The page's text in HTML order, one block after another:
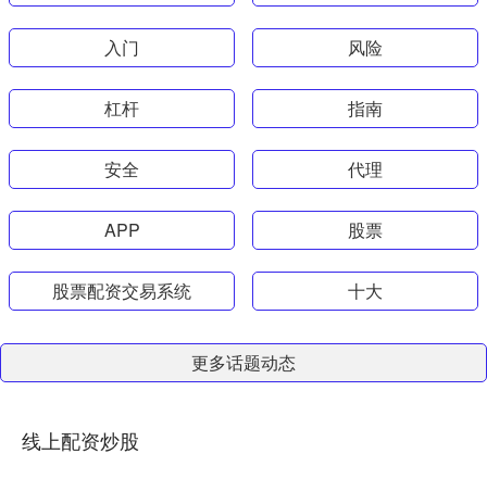
入门 风险
杠杆 指南
安全 代理
APP 股票
股票配资交易系统 十大
更多话题动态
线上配资炒股